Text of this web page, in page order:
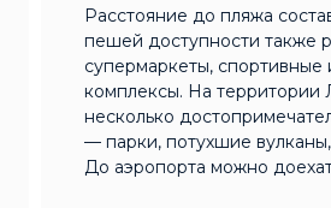
Расстояние до пляжа
пешей доступности также
супермаркеты, спортивные
комплексы. На территории
несколько
— парки, потухшие
До аэропорта можно